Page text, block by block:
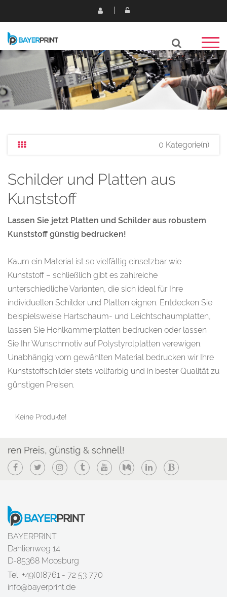
0 Kategorie(n)
Schilder und Platten aus
Kunststoff
Lassen Sie jetzt Platten und Schilder aus robustem
Kunststoff günstig bedrucken!
Kaum ein Material ist so vielfältig einsetzbar wie
Kunststoff – schließlich gibt es zahlreiche
unterschiedliche Varianten, die sich ideal für Ihre
individuellen Schilder und Platten eignen. Entdecken Sie
beispielsweise Hartschaum- und Leichtschaumplatten,
lassen Sie Hohlkammerplatten bedrucken oder lassen
Sie Ihr Wunschmotiv auf Polystyrolplatten verewigen.
Unabhängig vom gewählten Material bedrucken wir Ihre
Kunststoffschilder stets vollfarbig und in bester Qualität zu
günstigen Preisen.
Keine Produkte!
Preis, günstig & schnell!
FacebookTwitterInstagram
Tumblr YouTubeMediumLinkedInBlogger
BAYERPRINT
Dahlienweg 14
D-85368 Moosburg
Tel: +49(0)8761 - 72 53 770
info@bayerprint.de